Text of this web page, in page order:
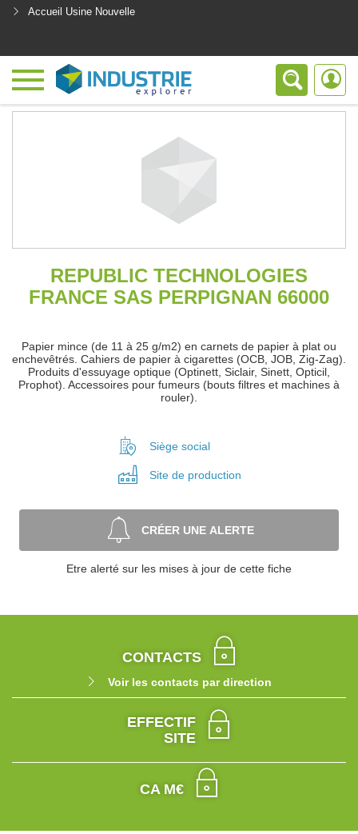
Accueil Usine Nouvelle
REPUBLIC TECHNOLOGIES
FRANCE SAS PERPIGNAN 66000
Papier mince (de 11 à 25 g/m2) en carnets de papier à plat ou
enchevêtrés. Cahiers de papier à cigarettes (OCB, JOB, Zig-Zag).
Produits d'essuyage optique (Optinett, Siclair, Sinett, Opticil,
Prophot). Accessoires pour fumeurs (bouts filtres et machines à
rouler).
Siège social
Site de production
CRÉER UNE ALERTE
Etre alerté sur les mises à jour de cette fiche
CONTACTS
Voir les contacts par direction
EFFECTIF
SITE
CA M€